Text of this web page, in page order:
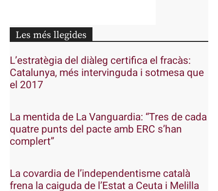
Les més llegides
L’estratègia del diàleg certifica el fracàs:
Catalunya, més intervinguda i sotmesa que
el 2017
La mentida de La Vanguardia: “Tres de cada
quatre punts del pacte amb ERC s’han
complert”
La covardia de l’independentisme català
frena la caiguda de l’Estat a Ceuta i Melilla